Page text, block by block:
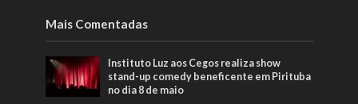
Mais Comentadas
Instituto Luz aos Cegos realiza show
stand-up comedy beneficente em Pirituba
no dia 8 de maio